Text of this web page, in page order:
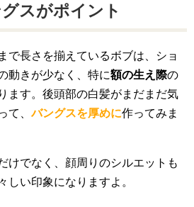
スがポイント
で長さを揃えているボブは、ショ
動きが少なく、特に額の生え際の
ます。後頭部の白髪がまだまだ気
て、バングスを厚めに作ってみま
けでなく、顔周りのシルエットも
しい印象になりますよ。